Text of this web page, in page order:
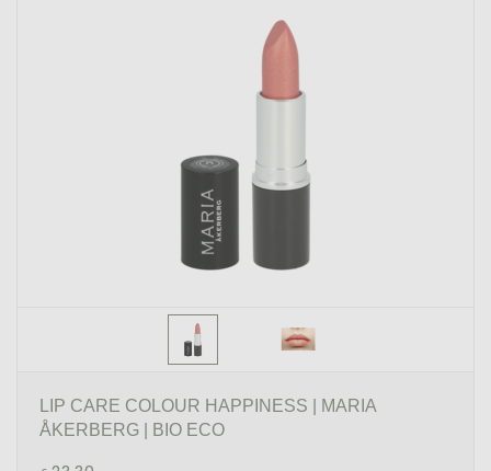
LIP CARE COLOUR HAPPINESS | MARIA
ÅKERBERG | BIO ECO